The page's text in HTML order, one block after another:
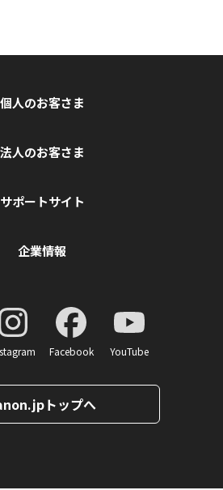
個人のお客さま
法人のお客さま
サポートサイト
企業情報
Facebook YouTube
トップへ